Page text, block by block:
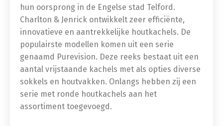
hun oorsprong in de Engelse stad Telford.
Charlton & Jenrick ontwikkelt zeer efficiënte,
innovatieve en aantrekkelijke houtkachels. De
populairste modellen komen uit een serie
genaamd Purevision. Deze reeks bestaat uit een
aantal vrijstaande kachels met als opties diverse
sokkels en houtvakken. Onlangs hebben zij een
serie met ronde houtkachels aan het
assortiment toegevoegd.